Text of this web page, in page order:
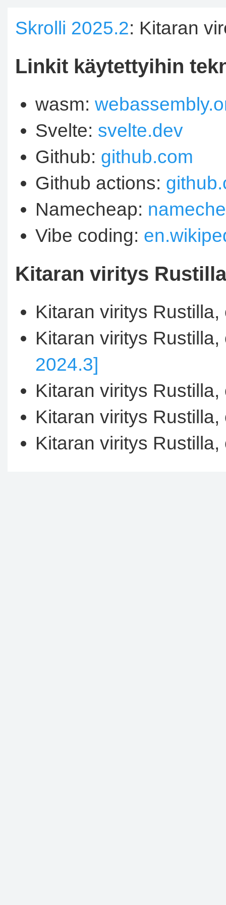
Skrolli 2025.2: Kitaran
Linkit käytettyihin
wasm:
Svelte: svelte.dev
Github: github.com
Github actions:
Namecheap:
Vibe coding:
Kitaran viritys
Kitaran viritys
Kitaran viritys
2024.3]
Kitaran viritys
Kitaran viritys
Kitaran viritys